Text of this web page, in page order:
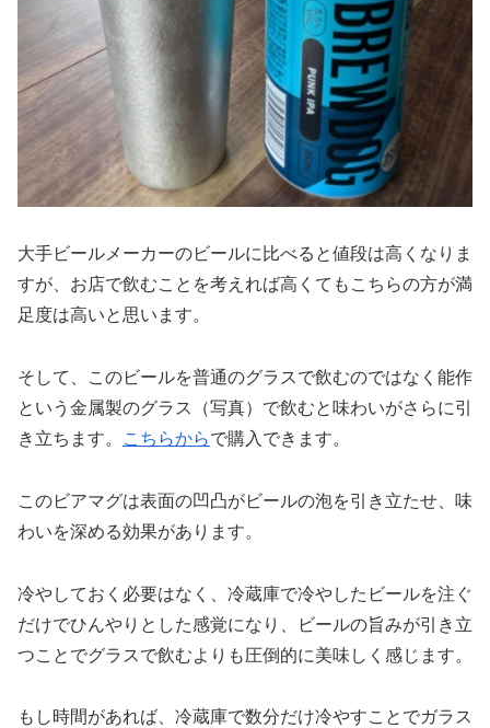
大手ビールメーカーのビールに比べると値段は高くなりま
すが、お店で飲むことを考えれば高くてもこちらの方が満
足度は高いと思います。
そして、このビールを普通のグラスで飲むのではなく能作
という金属製のグラス（写真）で飲むと味わいがさらに引
き立ちます。
こちらからで購入できます。
このビアマグは表面の凹凸がビールの泡を引き立たせ、味
わいを深める効果があります。
冷やしておく必要はなく、冷蔵庫で冷やしたビールを注ぐ
だけでひんやりとした感覚になり、ビールの旨みが引き立
つことでグラスで飲むよりも圧倒的に美味しく感じます。
もし時間があれば、冷蔵庫で数分だけ冷やすことでガラス